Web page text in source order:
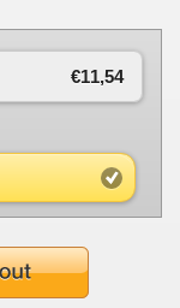
€11,54